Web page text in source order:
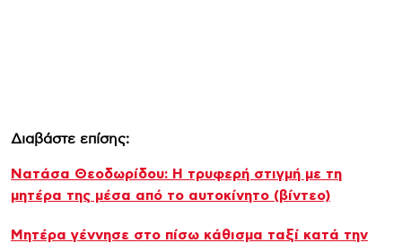
Διαβάστε επίσης:
Νατάσα Θεοδωρίδου: Η τρυφερή στιγμή με τη
μητέρα της μέσα από το αυτοκίνητο (βίντεο)
Μητέρα γέννησε στο πίσω κάθισμα ταξί κατά την